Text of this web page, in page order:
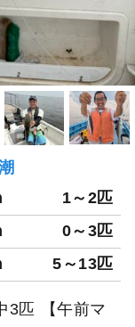
1～2匹
0～3匹
5～13匹
3匹 【午前マ